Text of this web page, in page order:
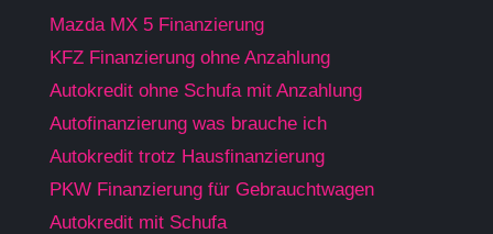
Mazda MX 5 Finanzierung
KFZ Finanzierung ohne Anzahlung
Autokredit ohne Schufa mit Anzahlung
Autofinanzierung was brauche ich
Autokredit trotz Hausfinanzierung
PKW Finanzierung für Gebrauchtwagen
Autokredit mit Schufa